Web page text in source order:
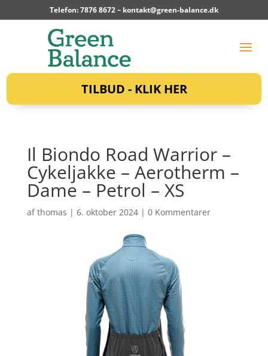
Telefon: 7876 8672 – kontakt@green-balance.dk
TILBUD - KLIK HER
Il Biondo Road Warrior –
Cykeljakke – Aerotherm –
Dame – Petrol – XS
afthomas | 6. oktober 2024| 0 Kommentarer